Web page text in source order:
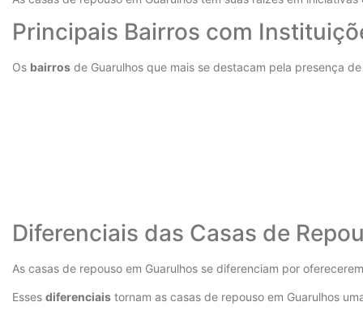
Principais Bairros com
Os bairros de Guarulhos que mais se destacam pela presença
Diferenciais das Casas de
As casas de repouso em Guarulhos se diferenciam por
Esses diferenciais tornam as casas de repouso em Guarulhos